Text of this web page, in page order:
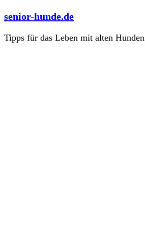
Zum
springen
senior-hunde.de
Tipps für das Leben mit alten Hunden